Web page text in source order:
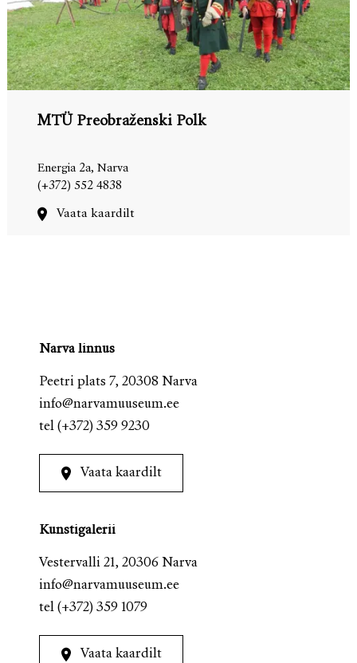
MTÜ Preobraženski Polk
Energia 2a, Narva
(+372) 552 4838
Vaata kaardilt
Narva linnus
Peetri plats 7, 20308 Narva
info@narvamuuseum.ee
tel(+372) 359 9230
Vaata kaardilt
Kunstigalerii
Vestervalli 21, 20306 Narva
info@narvamuuseum.ee
tel(+372) 359 1079
Vaata kaardilt